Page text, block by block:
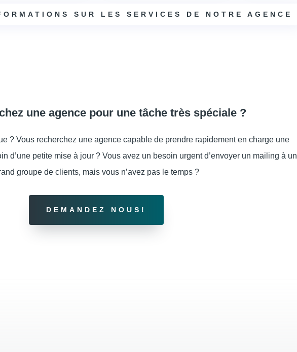
SUR LES SERVICES DE NOTRE AGENCE
une agence pour une tâche très spéciale ?
? Vous recherchez une agence capable de prendre rapidement en charge une
d’une petite mise à jour ? Vous avez un besoin urgent d’envoyer un mailing à un
groupe de clients, mais vous n’avez pas le temps ?
DEMANDEZ NOUS!